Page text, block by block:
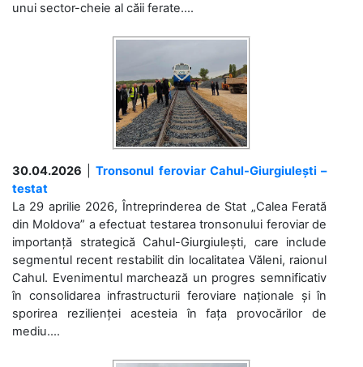
unui sector-cheie al căii ferate....
30.04.2026 |Tronsonul feroviar Cahul-Giurgiulești –
testat
La 29 aprilie 2026, Întreprinderea de Stat „Calea Ferată
din Moldova” a efectuat testarea tronsonului feroviar de
importanță strategică Cahul-Giurgiulești, care include
segmentul recent restabilit din localitatea Văleni, raionul
Cahul. Evenimentul marchează un progres semnificativ
în consolidarea infrastructurii feroviare naționale și în
sporirea rezilienței acesteia în fața provocărilor de
mediu....